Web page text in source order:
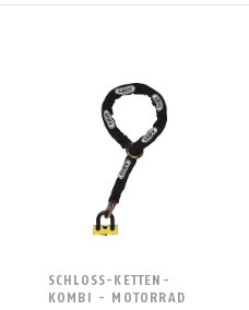
SCHLOSS-KETTEN-
KOMBI - MOTORRAD